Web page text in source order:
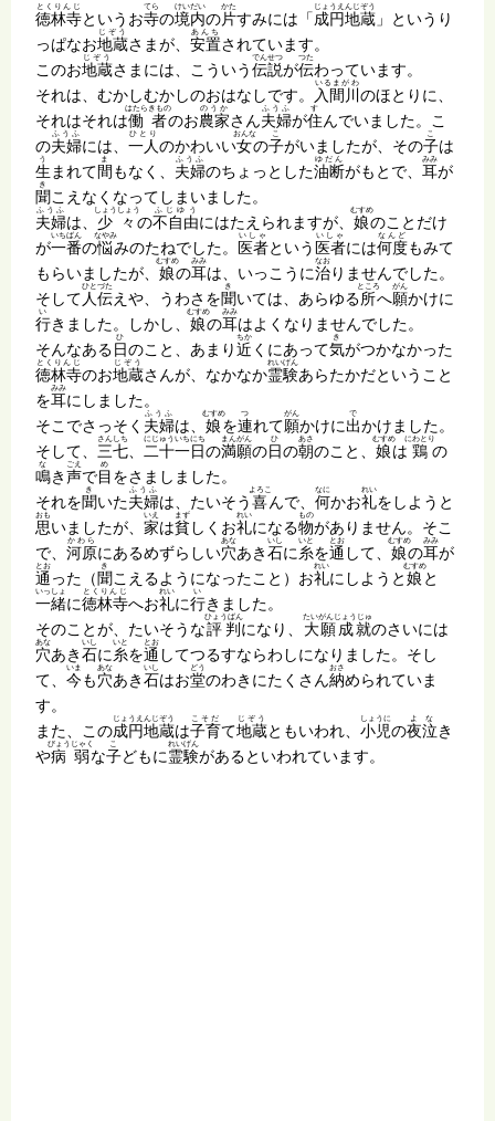
徳林寺
とくりんじ
というお寺
てら
の境内
けいだい
の片
かた
すみには「成円地蔵
じょうえんじぞう
」というり
っぱなお地蔵
じぞう
さまが、 安置
あんち
されています。
このお地蔵
じぞう
さまには、こういう伝説
でんせつ
が伝
つた
わっています。
それは、むかしむかしのおはなしです。
入間川
いるまがわ
のほとりに、
それはそれは働者
はたらきもの
のお農家
のうか
さん夫婦
ふうふ
が住
す
んでいました。こ
の夫婦
ふうふ
には、 一人
ひとり
のかわいい女
おんな
の子
こ
がいましたが、その子
こ
は
生
う
まれて間
ま
もなく、 夫婦
ふうふ
のちょっとした油断
ゆだん
がもとで、 耳
みみ
が
聞
き
こえなくなってしまいました。
夫婦
ふうふ
は、 少々
しょうしょう
の不自由
ふじゆう
にはたえられますが、 娘
むすめ
のことだけ
が一番
いちばん
の悩
なやみ
みのたねでした。 医者
いしゃ
という 医者
いしゃ
には何度
なんど
もみて
もらいましたが、 娘
むすめ
の耳
みみ
は、いっこうに治
なお
りませんでした。
そして 人伝
ひとづた
えや、うわさを聞
き
いては、あらゆる所
ところ
へ願
がん
かけに
行
い
きました。しかし、 娘
むすめ
の耳
みみ
はよくなりませんでした。
そんなある日
ひ
のこと、あまり近
ちか
くにあって気
き
がつかなかった
徳林寺
とくりんじ
のお地蔵
じぞう
さんが、なかなか霊験
れいげん
あらたかだということ
を耳
みみ
にしました。
そこでさっそく 夫婦
ふうふ
は、 娘
むすめ
を連
つ
れて願
がん
かけに出
で
かけました。
そして、 三七
さんしち
、 二十一日
にじゅういちにち
の満願
まんがん
の日
ひ
の朝
あさ
のこと、 娘
むすめ
は 鶏
にわとり
の
鳴
な
き声
ごえ
で目
め
をさましました。
それを聞
き
いた夫婦
ふうふ
は、たいそう 喜
よろこ
んで、 何
なに
かお礼
れい
をしようと
思
おも
いましたが、 家
いえ
は貧
まず
しくお礼
れい
になる物
もの
がありません。そこ
で、 河原
かわら
にあるめずらしい穴
あな
あき石
いし
に糸
いと
を通
とお
して、 娘
むすめ
の耳
みみ
が
通
とお
った（聞
き
こえるようになったこと）お礼
れい
にしようと 娘
むすめ
と
一緒
いっしょ
に徳林寺
とくりんじ
へお礼
れい
に行
い
きました。
そのことが、たいそうな評判
ひょうばん
になり、 大願成就
たいがんじょうじゅ
のさいには
穴
あな
あき石
いし
に糸
いと
を通
とお
してつるすならわしになりました。そし
て、 今
いま
も穴
あな
あき石
いし
はお堂
どう
のわきにたくさん納
おさ
められていま
す。
また、この成円地蔵
じょうえんじぞう
は子育
こそだ
て地蔵
じぞう
ともいわれ、 小児
しょうに
の夜泣
よな
き
や病弱
びょうじゃく
な子
こ
どもに霊験
れいげん
があるといわれています。